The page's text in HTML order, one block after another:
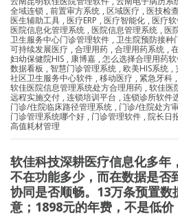
全域连锁 , 前置审方系统 , 区域医疗 , 医技检
医生辅助工具 , 医疗ERP , 医疗智能化 , 医疗
医院信息化管理系统 , 医院信息管理系统 , 医
卫生服务中心门诊管理软件 , 卫生院预防接种
可持续发展医疗 , 合理用药 , 合理用药系统 ,
妇幼保健院HIS , 康博嘉 , 怎么选择合理用药软
数据看板 , 智慧门诊管理系统 , 欧美HIS系统 ,
社区卫生服务中心软件 , 移动医疗 , 紧急牙科 ,
软佳医院信息管理系统处方合理用药 , 软佳医
远程实施交付 , 连锁培训平台 , 连锁诊所软件
门诊/住院临床路径管理系统 , 门诊/住院处方
门诊管理系统哪个好 , 门诊管理软件 , 院长日
高值耗材管理
软佳科技深耕医疗信息化多年
不在功能多少，而在数据是否
协同是否顺畅。13万条预置数
意；1898元的年费，不是低价